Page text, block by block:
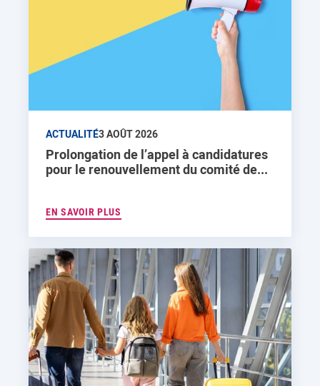
ACTUALITÉ3 AOÛT 2026
Prolongation de l’appel à candidatures
pour le renouvellement du comité de...
EN SAVOIR PLUS